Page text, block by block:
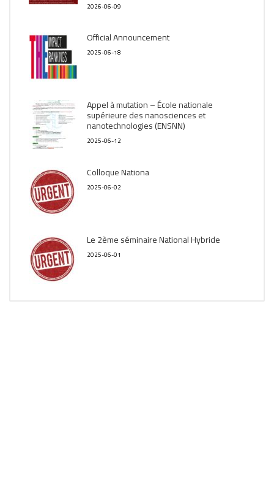
2026-06-09
Official Announcement
2025-06-18
Appel à mutation – École nationale
supérieure des nanosciences et
nanotechnologies (ENSNN)
2025-06-12
Colloque Nationa
2025-06-02
Le 2ème séminaire National Hybride
2025-06-01